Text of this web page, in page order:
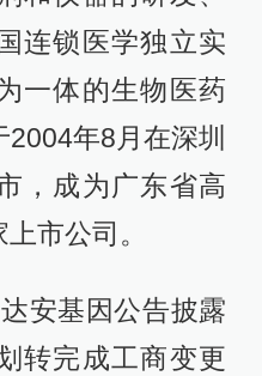
连锁医学独立实
一体的生物医药
年8月在深圳
，成为广东省高
市公司。
安基因公告披露
转完成工商变更